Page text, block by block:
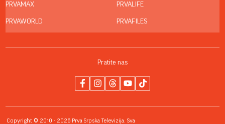
PRVAMAX
PRVAWORLD
PRVALIFE
PRVAFILES
Pratite nas
Copyright © 2010 - 2026 Prva Srpska Televizija. Sva